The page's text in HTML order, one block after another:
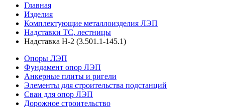
Главная
Изделия
Комплектующие металлоизделия ЛЭП
Надставки ТС, лестницы
Надставка Н-2 (3.501.1-145.1)
Опоры ЛЭП
Фундамент опор ЛЭП
Анкерные плиты и ригели
Элементы для строительства подстанций
Сваи для опор ЛЭП
Дорожное строительство